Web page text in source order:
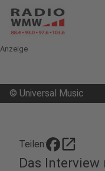
Anzeige
© Universal Music
Teilen: open_in_new
Das Interview